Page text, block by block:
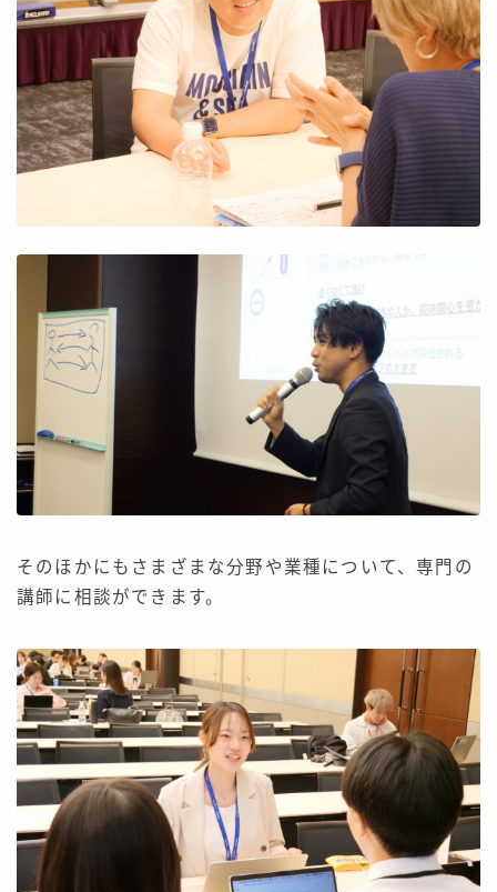
そのほかにもさまざまな分野や業種について、専門の
講師に相談ができます。